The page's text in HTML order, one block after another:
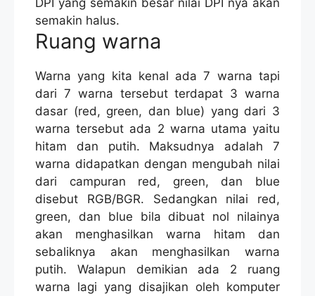
semakin halus.
Ruang warna
Warna yang kita kenal ada 7 warna tapi
dari 7 warna tersebut terdapat 3 warna
dasar (red, green, dan blue) yang dari 3
warna tersebut ada 2 warna utama yaitu
hitam dan putih. Maksudnya adalah 7
warna didapatkan dengan mengubah nilai
dari campuran red, green, dan blue
disebut RGB/BGR. Sedangkan nilai red,
green, dan blue bila dibuat nol nilainya
akan menghasilkan warna hitam dan
sebaliknya akan menghasilkan warna
putih. Walapun demikian ada 2 ruang
warna lagi yang disajikan oleh komputer